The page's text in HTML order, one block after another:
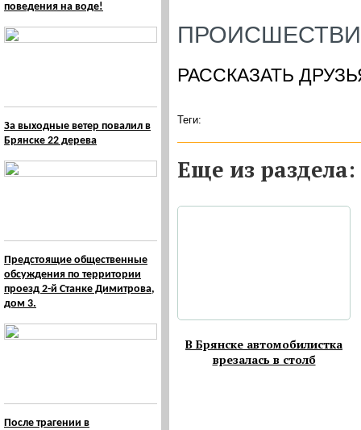
поведения на воде!
За выходные ветер повалил в
Брянске 22 дерева
Предстоящие общественные
обсуждения по территории
проезд 2-й Станке Димитрова,
дом 3.
После трагении в
РАССКАЗАТЬ
Теги:
Eще из раздела:
В Брянске автомобилистка
врезалась в столб